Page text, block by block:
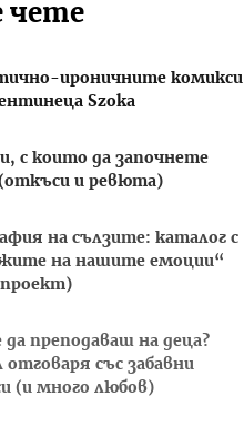
чете
ироничните комикси
Szoka
с които да започнете
(откъси и ревюта)
на сълзите: каталог с
на нашите емоции“
да преподаваш на деца?
отговаря със забавни
(и много любов)